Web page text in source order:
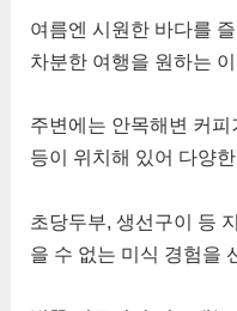
여름엔 시원한 바다를
차분한 여행을 원하는
주변에는 안목해변 커
등이 위치해 있어 다양
초당두부, 생선구이 등
을 수 없는 미식 경험을